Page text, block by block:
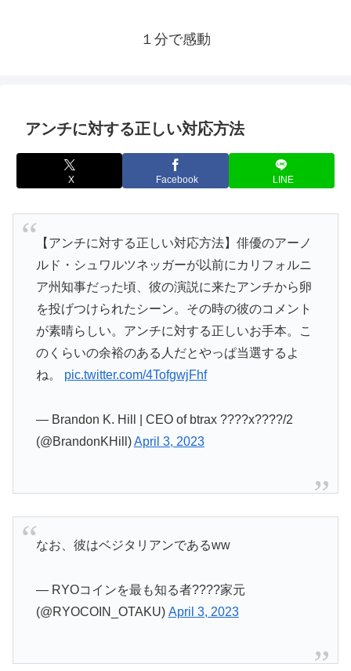
１分で感動
アンチに対する正しい対応方法
X Facebook LINE
【アンチに対する正しい対応方法】俳優のアーノ
ルド・シュワルツネッガーが以前にカリフォルニ
ア州知事だった頃、彼の演説に来たアンチから卵
を投げつけられたシーン。その時の彼のコメント
が素晴らしい。アンチに対する正しいお手本。こ
のくらいの余裕のある人だとやっぱ当選するよ
ね。 pic.twitter.com/4TofgwjFhf
— Brandon K. Hill | CEO of btrax ????x????/2
(@BrandonKHill)April 3, 2023
なお、彼はベジタリアンであるww
— RYOコインを最も知る者????家元
(@RYOCOIN_OTAKU) April 3, 2023